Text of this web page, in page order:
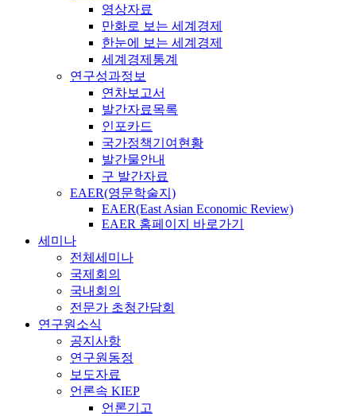
영상자료
만화로 보는 세계경제
한눈에 보는 세계경제
세계경제통계
연구성과정보
연차보고서
발간자료목록
인포카드
국가정책기여현황
발간물안내
구 발간자료
EAER(영문학술지)
EAER(East Asian Economic Review)
EAER 홈페이지 바로가기
세미나
전체세미나
국제회의
국내회의
전문가 초청간담회
연구원소식
공지사항
연구원동정
보도자료
언론속 KIEP
언론기고